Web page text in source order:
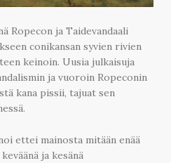
Ropecon ja Taidevandaali
conikansan syvien rivien
keinoin. Uusia julkaisuja
ja vuoroin Ropeconin
kana pissii, tajuat sen
ettei mainosta mitään enää
ja kesänä